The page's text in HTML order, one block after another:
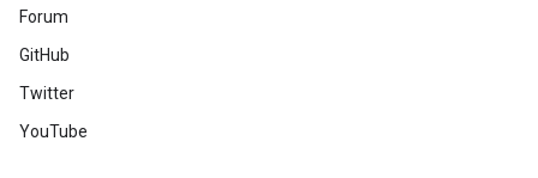
Forum
GitHub
Twitter
YouTube